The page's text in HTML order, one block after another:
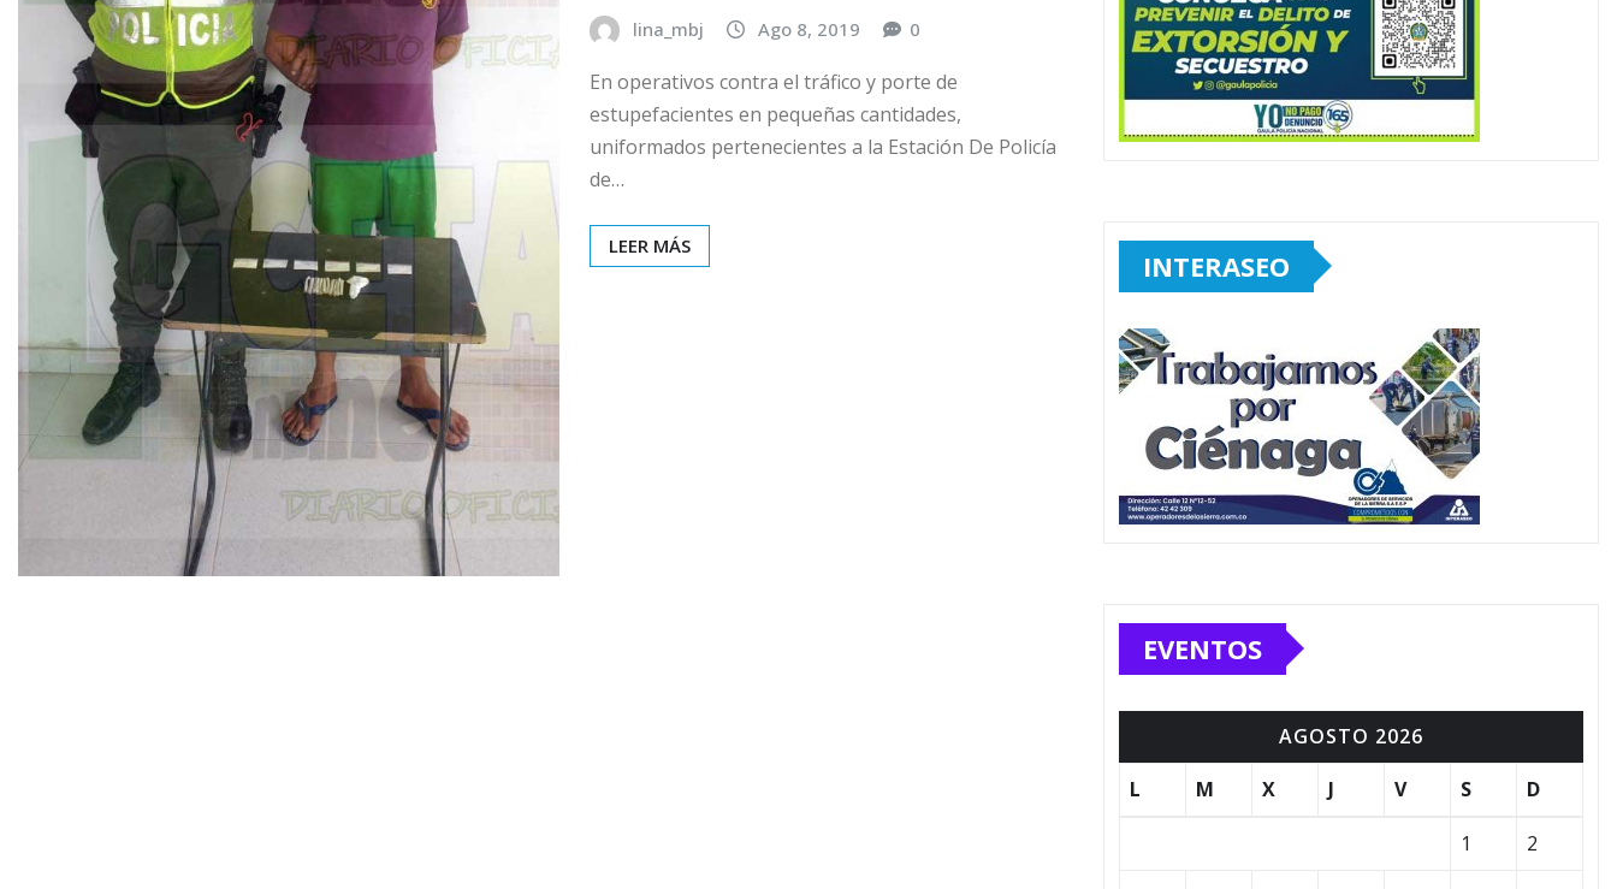
lina_mbj Ago 8, 2019 0
En operativos contra el tráfico y porte de
estupefacientes en pequeñas cantidades,
uniformados pertenecientes a la Estación De Policía
de…
LEER MÁS
INTERASEO
EVENTOS
AGOSTO 2026
L
M X J V S D
1
2